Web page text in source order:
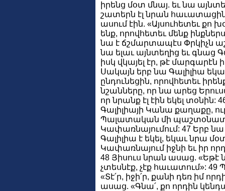
իրենց մօտ մնայ. եւ նա
շատերն էլ նրան
ասում էին. «Այսուհետեւ քո
ենք, որովհետեւ մենք
նա է ճշմարտապէս Փրկիչն
նա ելաւ այնտեղից եւ գնաց
իսկ վկայել էր, թէ մարգարէն
Սակայն երբ նա Գալիլիա
ընդունեցին, որովհետեւ
նշանները, որ նա արեց
որ նրանք էլ էին եկել տօնին:
Գալիլիայի Կանա քաղաքը,
Պալատական մի
Կափառնայումում: 47 Երբ
Գալիլիա է եկել, եկաւ նրա
Կափառնայում իջնի եւ իր
48 Յիսուս նրան ասաց. «Եթէ
չտեսնէք, չէք հաւատում»:
«Տէ՛ր, իջի՛ր, քանի դեռ իմ
ասաց. «Գնա՛, քո որդին